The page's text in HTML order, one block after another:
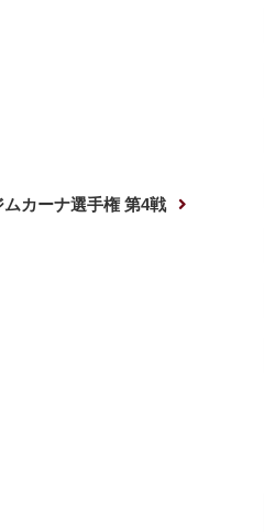
ムカーナ選手権 第4戦